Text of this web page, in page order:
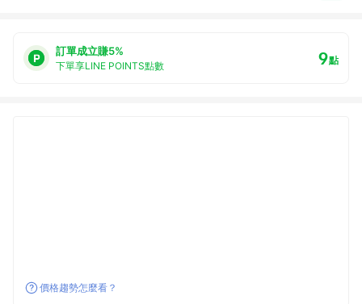
訂單成立賺5%
下單享LINE POINTS點數 9點
價格趨勢怎麼看？